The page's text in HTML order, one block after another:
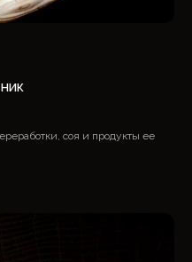
соя и продукты ее